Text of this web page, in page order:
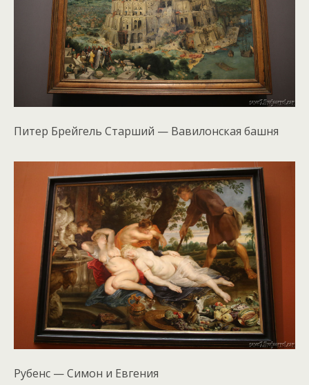
Питер Брейгель Старший — Вавилонская башня
Рубенс — Симон и Евгения